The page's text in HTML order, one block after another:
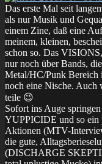
Das erste Mal seit
als nur Musik und
einem Zine, daß eine
meinem, kleinen,
schon so. Das
nur noch über Bands,
Metal/HC/Punk Bereich
noch eine Nische. Auch
teile 😉
Sofort ins Auge
YUPPICIDE und so ein
Aktionen (MTV-
die gute,
(DISCHARGE